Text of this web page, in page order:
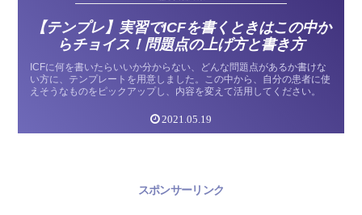
【テンプレ】実習でICFを書くときはこの中か
らチョイス！問題点の上げ方と書き方
ICFに何を書いたらいいか分からない、どんな問題点があるか書けな
い方に、テンプレートを用意しました。この中から、自分の患者に使
えそうなものをピックアップし、内容を変えて活用してください。
2021.05.19
スポンサーリンク